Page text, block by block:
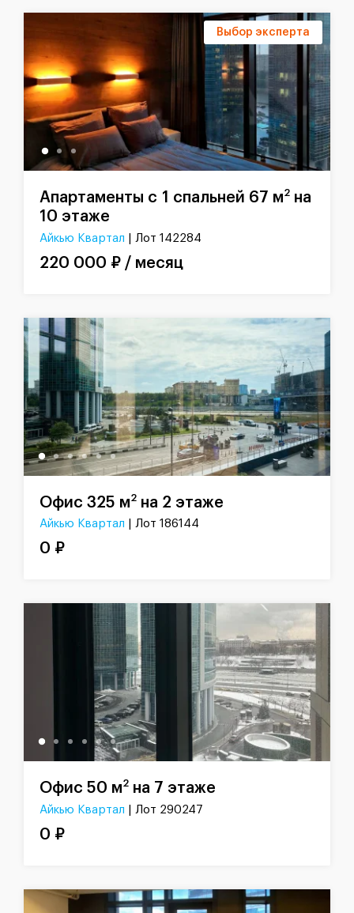
Выбор эксперта
Апартаменты с 1 спальней 67 м2 на
10 этаже
Айкью Квартал | Лот 142284
220 000 ₽ / месяц
Офис 325 м2 на 2 этаже
Айкью Квартал | Лот 186144
0 ₽
Офис 50 м2 на 7 этаже
Айкью Квартал | Лот 290247
0 ₽